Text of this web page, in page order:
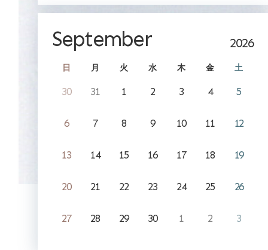
September 2026
日 月 火 水 木 金 土
30 31 1 2 3 4 5
6 7 8 9 10 11 12
13 14 15 16 17 18 19
20 21 22 23 24 25 26
27 28 29 30 1 2 3